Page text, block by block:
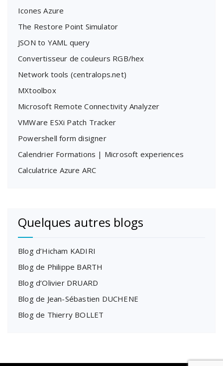
Icones Azure
The Restore Point Simulator
JSON to YAML query
Convertisseur de couleurs RGB/hex
Network tools (centralops.net)
MXtoolbox
Microsoft Remote Connectivity Analyzer
VMWare ESXi Patch Tracker
Powershell form disigner
Calendrier Formations | Microsoft experiences
Calculatrice Azure ARC
Quelques autres blogs
Blog d’Hicham KADIRI
Blog de Philippe BARTH
Blog d’Olivier DRUARD
Blog de Jean-Sébastien DUCHENE
Blog de Thierry BOLLET